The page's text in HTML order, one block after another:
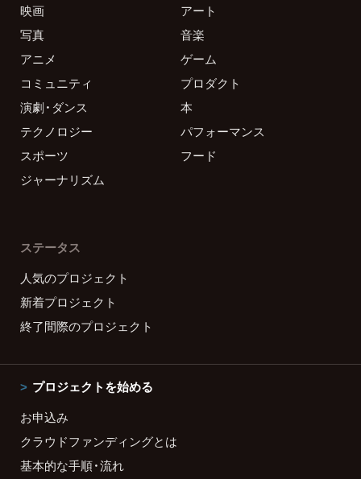
映画
アート
写真
音楽
アニメ
ゲーム
コミュニティ
プロダクト
演劇・ダンス
本
テクノロジー
パフォーマンス
スポーツ
フード
ジャーナリズム
ステータス
人気のプロジェクト
新着プロジェクト
終了間際のプロジェクト
プロジェクトを始める
お申込み
クラウドファンディングとは
基本的な手順・流れ